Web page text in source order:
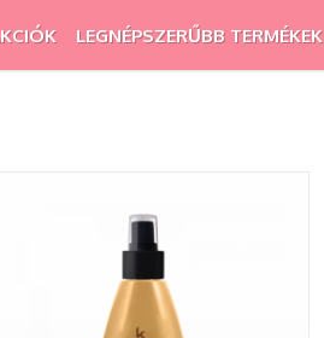
LEGNÉPSZERŰBB TERMÉKEK